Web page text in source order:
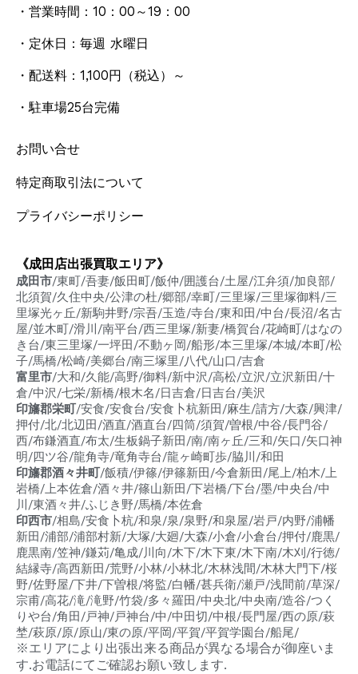
・営業時間：10：00～19：00
・定休日：毎週 水曜日
・配送料：1,100円 （税込） ～
・駐車場25台完備
お問い合せ
特定商取引法について
プライバシーポリシー
《成田店出張買取エリア》
成田市/東町/吾妻/飯田町/飯仲/囲護台/土屋/江弁須/加良部/
北須賀/久住中央/公津の杜/郷部/幸町/三里塚/三里塚御料/三
里塚光ヶ丘/新駒井野/宗吾/玉造/寺台/東和田/中台/長沼/名古
屋/並木町/滑川/南平台/西三里塚/新妻/橋賀台/花崎町/はなの
き台/東三里塚/一坪田/不動ヶ岡/船形/本三里塚/本城/本町/松
子/馬橋/松崎/美郷台/南三塚里/八代/山口/吉倉
富里市/大和/久能/高野/御料/新中沢/高松/立沢/立沢新田/十
倉/中沢/七栄/新橋/根木名/日吉倉/日吉台/美沢
印旛郡栄町/安食/安食台/安食卜杭新田/麻生/請方/大森/興津/
押付/北/北辺田/酒直/酒直台/四筒/須賀/曽根/中谷/長門谷/
西/布鎌酒直/布太/生板鍋子新田/南/南ヶ丘/三和/矢口/矢口神
明/四ツ谷/龍角寺/竜角寺台/龍ヶ崎町歩/脇川/和田
印旛郡酒々井町/飯積/伊篠/伊篠新田/今倉新田/尾上/柏木/上
岩橋/上本佐倉/酒々井/篠山新田/下岩橋/下台/墨/中央台/中
川/東酒々井/ふじき野/馬橋/本佐倉
印西市/相島/安食卜杭/和泉/泉/泉野/和泉屋/岩戸/内野/浦幡
新田/浦部/浦部村新/大塚/大廻/大森/小倉/小倉台/押付/鹿黒/
鹿黒南/笠神/鎌苅/亀成/川向/木下/木下東/木下南/木刈/行徳/
結縁寺/高西新田/荒野/小林/小林北/木林浅間/木林大門下/桜
野/佐野屋/下井/下曽根/将監/白幡/甚兵衛/瀬戸/浅間前/草深/
宗甫/高花/滝/滝野/竹袋/多々羅田/中央北/中央南/造谷/つく
りや台/角田/戸神/戸神台/中/中田切/中根/長門屋/西の原/萩
埜/萩原/原/原山/東の原/平岡/平賀/平賀学園台/船尾/
※エリアにより出張出来る商品が異なる場合が御座いま
す.お電話にてご確認お願い致します.